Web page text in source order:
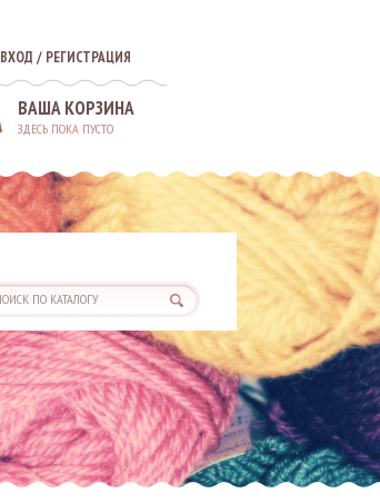
ВХОД / РЕГИСТРАЦИЯ
ВАША КОРЗИНА
ЗДЕСЬ ПОКА ПУСТО